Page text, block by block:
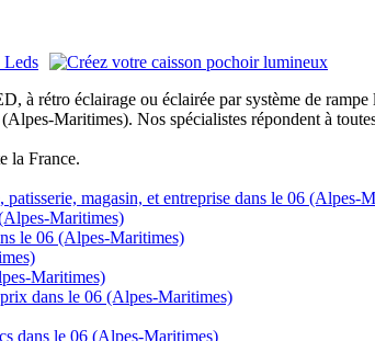
à rétro éclairage ou éclairée par système de
Maritimes). Nos spécialistes répondent à
la France.
magasin, et entreprise dans le 06 (Alpes-
Maritimes)
le 06 (Alpes-Maritimes)
Maritimes)
dans le 06 (Alpes-Maritimes)
dans le 06 (Alpes-Maritimes)